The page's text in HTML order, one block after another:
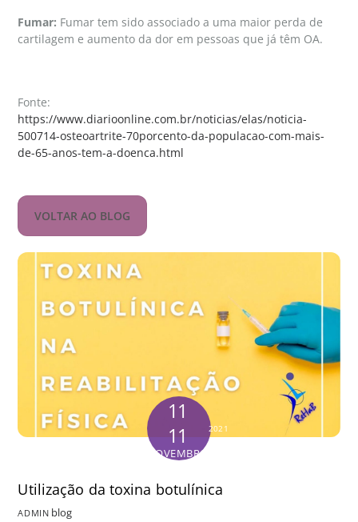
Fumar: Fumar tem sido associado a uma maior perda de
cartilagem e aumento da dor em pessoas que já têm OA.
Fonte:
https://www.diarioonline.com.br/noticias/elas/noticia-
500714-osteoartrite-70porcento-da-populacao-com-mais-
de-65-anos-tem-a-doenca.html
VOLTAR AO BLOG
11
11
NOVEMBRO
2021
Utilização da toxina botulínica
ADMIN blog